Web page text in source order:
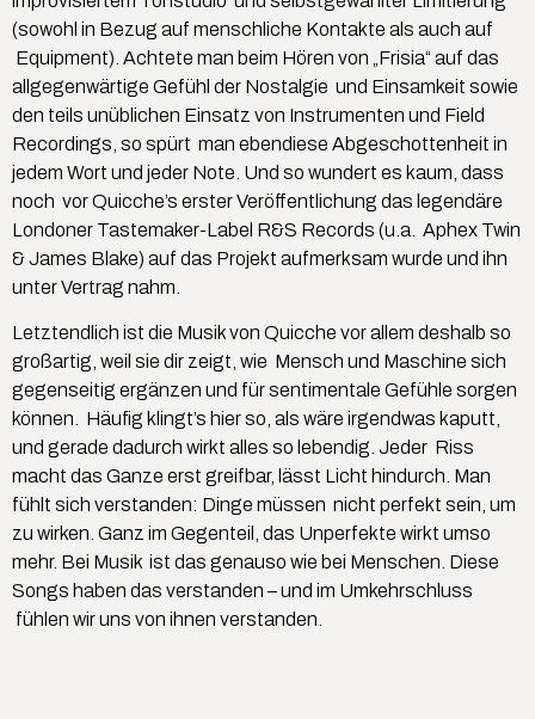
(sowohl in Bezug auf menschliche Kontakte als auch auf
Equipment). Achtete man beim Hören von „Frisia“ auf das
allgegenwärtige Gefühl der Nostalgie und Einsamkeit sowie
den teils unüblichen Einsatz von Instrumenten und Field
Recordings, so spürt man ebendiese Abgeschottenheit in
jedem Wort und jeder Note. Und so wundert es kaum, dass
noch vor Quicche’s erster Veröffentlichung das legendäre
Londoner Tastemaker-Label R&S Records (u.a. Aphex Twin
& James Blake) auf das Projekt aufmerksam wurde und ihn
unter Vertrag nahm.
Letztendlich ist die Musik von Quicche vor allem deshalb so
großartig, weil sie dir zeigt, wie Mensch und Maschine sich
gegenseitig ergänzen und für sentimentale Gefühle sorgen
können. Häufig klingt’s hier so, als wäre irgendwas kaputt,
und gerade dadurch wirkt alles so lebendig. Jeder Riss
macht das Ganze erst greifbar, lässt Licht hindurch. Man
fühlt sich verstanden: Dinge müssen nicht perfekt sein, um
zu wirken. Ganz im Gegenteil, das Unperfekte wirkt umso
mehr. Bei Musik ist das genauso wie bei Menschen. Diese
Songs haben das verstanden – und im Umkehrschluss
fühlen wir uns von ihnen verstanden.